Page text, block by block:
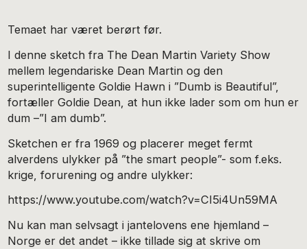
Temaet har været berørt før.
I denne sketch fra The Dean Martin Variety Show
mellem legendariske Dean Martin og den
superintelligente Goldie Hawn i ”Dumb is Beautiful”,
fortæller Goldie Dean, at hun ikke lader som om hun er
dum –”I am dumb”.
Sketchen er fra 1969 og placerer meget fermt
alverdens ulykker på ”the smart people”- som f.eks.
krige, forurening og andre ulykker:
https://www.youtube.com/watch?v=CI5i4Un59MA
Nu kan man selvsagt i jantelovens ene hjemland –
Norge er det andet – ikke tillade sig at skrive om